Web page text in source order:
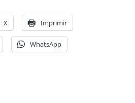
X Imprimir
WhatsApp